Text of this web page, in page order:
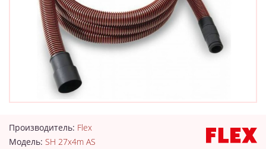
Производитель: Flex
Модель: SH 27x4m AS